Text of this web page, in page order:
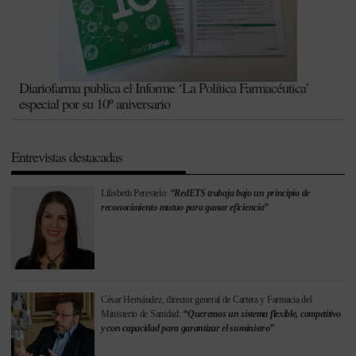
Diariofarma publica el Informe ‘La Política Farmacéutica’
especial por su 10º aniversario
Entrevistas destacadas
Lilisbeth Perestelo: “RedETS trabaja bajo un principio de
reconocimiento mutuo para ganar eficiencia”
César Hernández, director general de Cartera y Farmacia del
Ministerio de Sanidad: “Queremos un sistema flexible, competitivo
y con capacidad para garantizar el suministro”